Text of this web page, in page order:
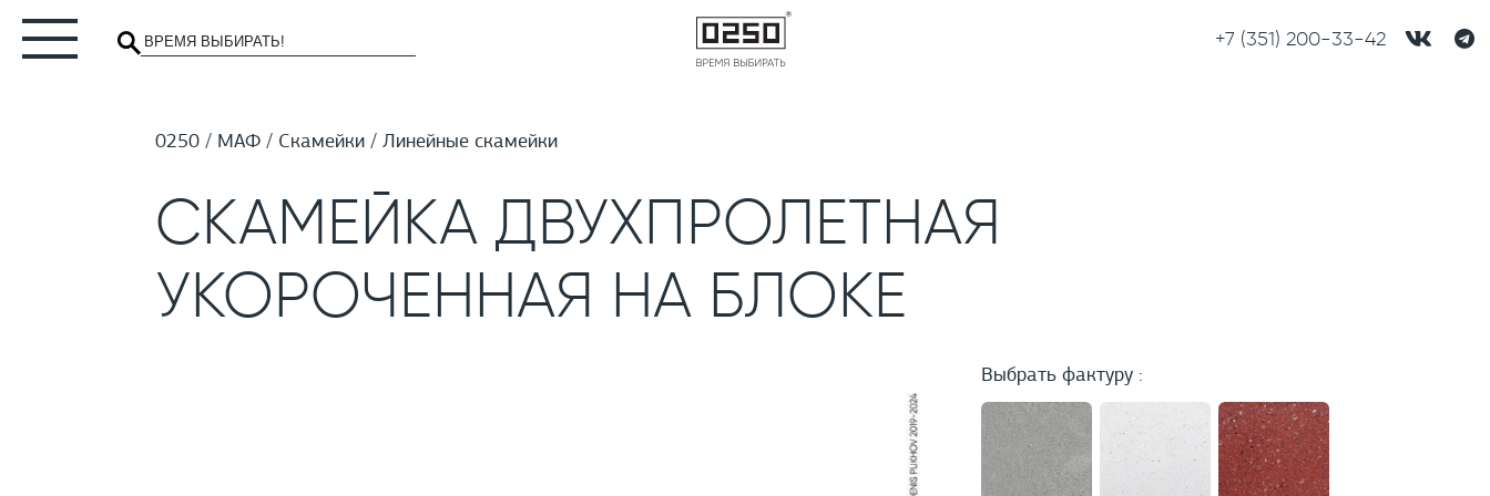
+7 (351) 200-33-42
0250 МАФ Скамейки Линейные скамейки
СКАМЕЙКА ДВУХПРОЛЕТНАЯ
УКОРОЧЕННАЯ НА БЛОКЕ
Выбрать фактуру :